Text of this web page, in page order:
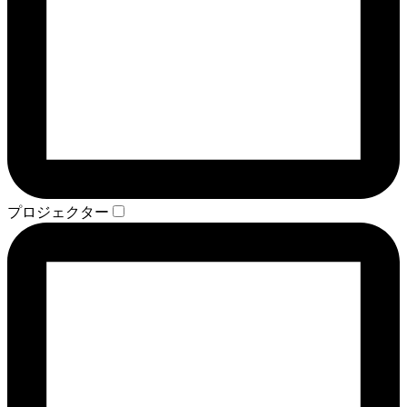
プロジェクター